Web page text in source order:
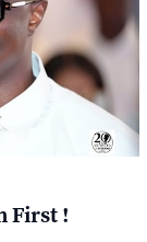
First !